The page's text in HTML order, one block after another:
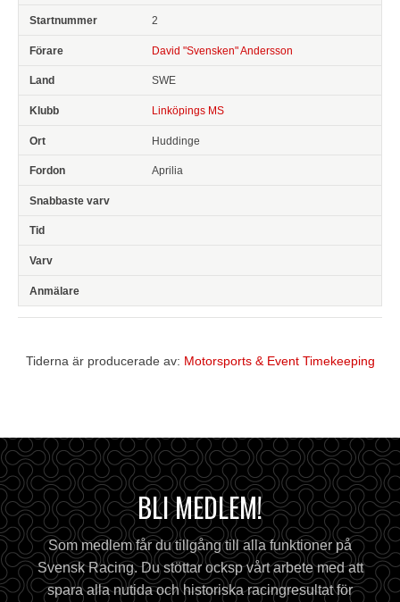
2
David "Svensken" Andersson
SWE
Linköpings MS
Huddinge
Aprilia
Tiderna är producerade av: Motorsports & Event Timekeeping
BLI MEDLEM!
Som medlem får du tillgång till alla funktioner på
Svensk Racing. Du stöttar ocksp vårt arbete med att
spara alla nutida och historiska racingresultat för